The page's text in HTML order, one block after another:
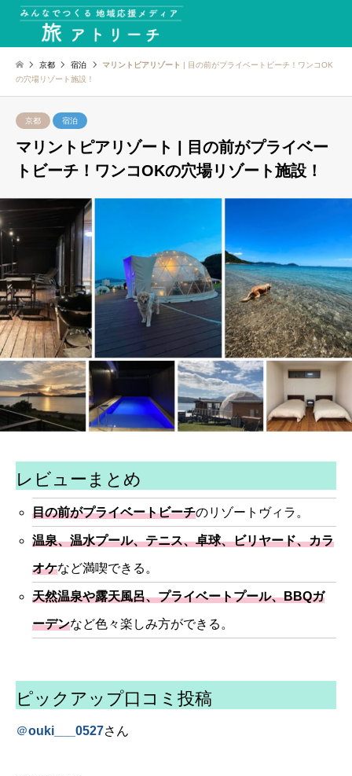
京都 宿泊 マリントピアリゾート | 目の前がプライベートビーチ！ワンコOK
の穴場リゾート施設！
京都 宿泊
マリントピアリゾート
| 目の前がプライベー
トビーチ！ワンコOKの穴場リゾート施設！
レビューまとめ
目の前がプライベートビーチのリゾートヴィラ。
温泉、温水プール、テニス、卓球、ビリヤード、カラ
オケなど満喫できる。
天然温泉や露天風呂、プライベートプール、BBQガ
ーデンなど色々楽しみ方ができる。
ピックアップ口コミ投稿
＠ouki___0527さん